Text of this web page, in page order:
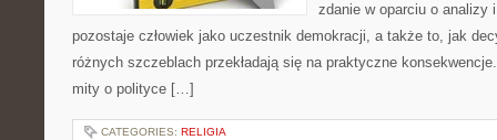
zdanie w oparciu o analizy
pozostaje człowiek jako uczestnik demokracji, a także to, jak
różnych szczeblach przekładają się na praktyczne
mity o polityce […]
CATEGORIES: RELIGIA